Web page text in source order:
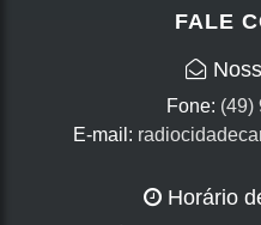
FALE
Fone: (49)
E-mail:
Horário